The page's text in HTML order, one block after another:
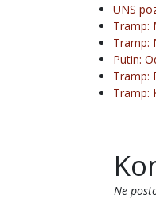
UNS
Tramp:
Tramp:
Putin:
Tramp:
Tramp:
Ne